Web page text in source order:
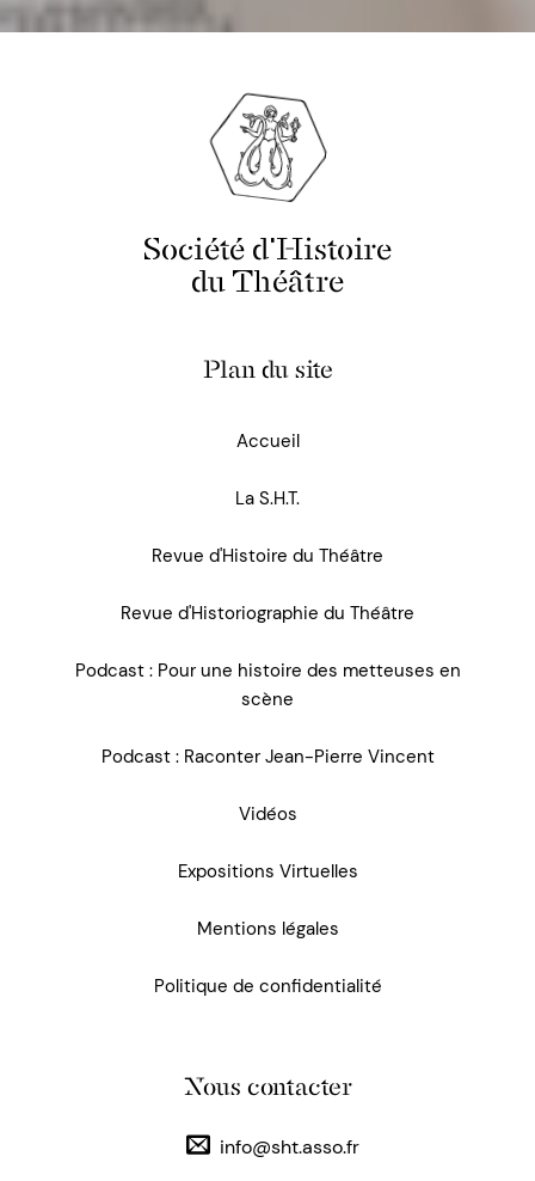
Société d'Histoire
du Théâtre
Plan du site
Accueil
La S.H.T.
Revue d'Histoire du Théâtre
Revue d'Historiographie du Théâtre
Podcast : Pour une histoire des metteuses en
scène
Podcast : Raconter Jean-Pierre Vincent
Vidéos
Expositions Virtuelles
Mentions légales
Politique de confidentialité
Nous contacter
info@sht.asso.fr